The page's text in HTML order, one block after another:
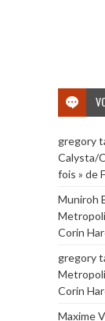
gregory
Calysta/
fois » de
Muniroh
Corin
gregory
Corin
Maxime